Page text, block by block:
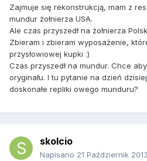
Zajmuje się rekonstrukcją, mam z
mundur żołnierza USA.
Ale czas przyszedł na żołnierza
Zbieram i zbieram wyposażenie,
przysłowiowej kupki :)
Czas przyszedł na mundur. Chce
oryginału. I tu pytanie na dzień
doskonałe repliki owego munduru?
skolcio
Napisano 21 Październik 2013